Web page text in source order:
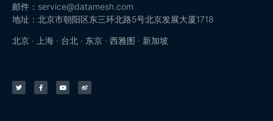
邮件：service@datamesh.com
地址：北京市朝阳区东三环北路5号北京发展大厦1718
北京 · 上海 · 台北 · 东京 · 西雅图 · 新加坡